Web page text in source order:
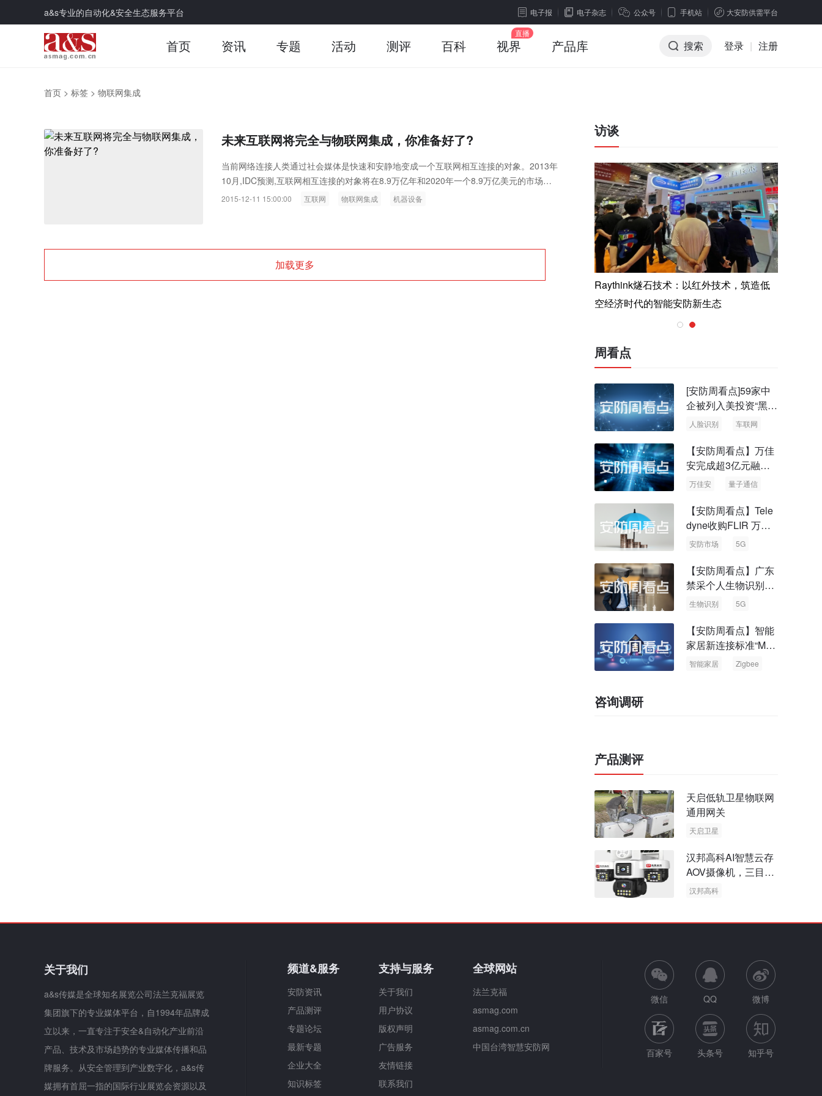
a&s专业的自动化&安全生态服务平台 电子报 电子杂志 公众号 手机站 大安防供需平台
首页 资讯 专题 活动 测评 百科 视界 产品库 搜索 登录 | 注册
首页 > 标签 > 物联网集成
未来互联网将完全与物联网集成，你准备好了?
当前网络连接人类通过社会媒体是快速和安静地变成一个互联网相互连接的对象。2013年
10月,IDC预测,互联网相互连接的对象将在8.9万亿年和2020年一个8.9万亿美元的市场自
主设备连接。连接机器的数量将超过4:1的地球人口到2020年,未来的互联网将主要是物联
2015-12-11 15:00:00 互联网 物联网集成 机器设备
加载更多
访谈
Raythink燧石技术：以红外技术，筑造低 智联航空：无人机赋能应急救援与医疗运
Raythink燧石技术：以红外技术，筑造低
空经济时代的智能安防新生态
周看点
[安防周看点]59家中
企被列入美投资“黑名
单” 中国信通院启动
人脸识别 车联网
【安防周看点】万佳
安完成超3亿元融资
国内首批量子通信标
万佳安 量子通信
【安防周看点】Tele
dyne收购FLIR 万物
云新品牌“万御安防”
安防市场 5G
【安防周看点】广东
禁采个人生物识别信
息 中国5G基站占全
生物识别 5G
【安防周看点】智能
家居新连接标准“Matt
er” Zigbee联盟更名
智能家居 Zigbee
咨询调研
产品测评
天启低轨卫星物联网
通用网关
天启卫星
汉邦高科AI智慧云存
AOV摄像机，三目太
阳能多摄球机
汉邦高科
关于我们
a&s传媒是全球知名展览公司法兰克福展览
集团旗下的专业媒体平台，自1994年品牌成
立以来，一直专注于安全&自动化产业前沿
产品、技术及市场趋势的专业媒体传播和品
牌服务。从安全管理到产业数字化，a&s传
媒拥有首屈一指的国际行业展览会资源以及
频道&服务
安防资讯
产品测评
专题论坛
最新专题
企业大全
知识标签
支持与服务
关于我们
用户协议
版权声明
广告服务
友情链接
联系我们
全球网站
法兰克福
asmag.com
asmag.com.cn
中国台湾智慧安防网
微信 QQ 微博
百家号 头条号 知乎号